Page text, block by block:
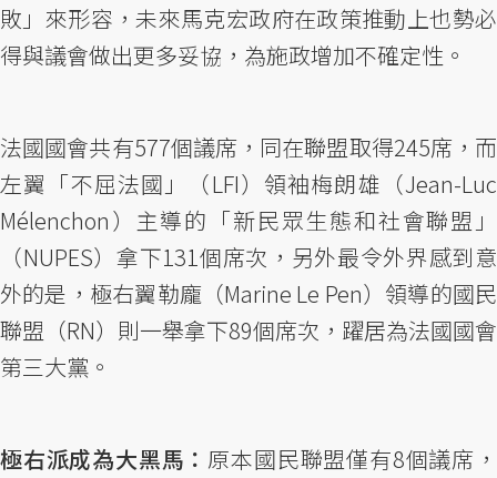
敗」來形容，未來馬克宏政府在政策推動上也勢必
得與議會做出更多妥協，為施政增加不確定性。
法國國會共有577個議席，同在聯盟取得245席，而
左翼「不屈法國」（LFI）領袖梅朗雄（Jean-Luc
Mélenchon）主導的「新民眾生態和社會聯盟」
（NUPES）拿下131個席次，另外最令外界感到意
外的是，極右翼勒龐（Marine Le Pen）領導的國民
聯盟（RN）則一舉拿下89個席次，躍居為法國國會
第三大黨。
極右派成為大黑馬： 原本國民聯盟僅有8個議席，